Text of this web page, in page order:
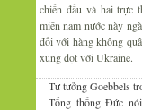
chiến đấu và hai trực
miền nam nước này
đối với hàng không
xung đột với Ukraine.
Tư tưởng Goebbels
Tổng thống Đức